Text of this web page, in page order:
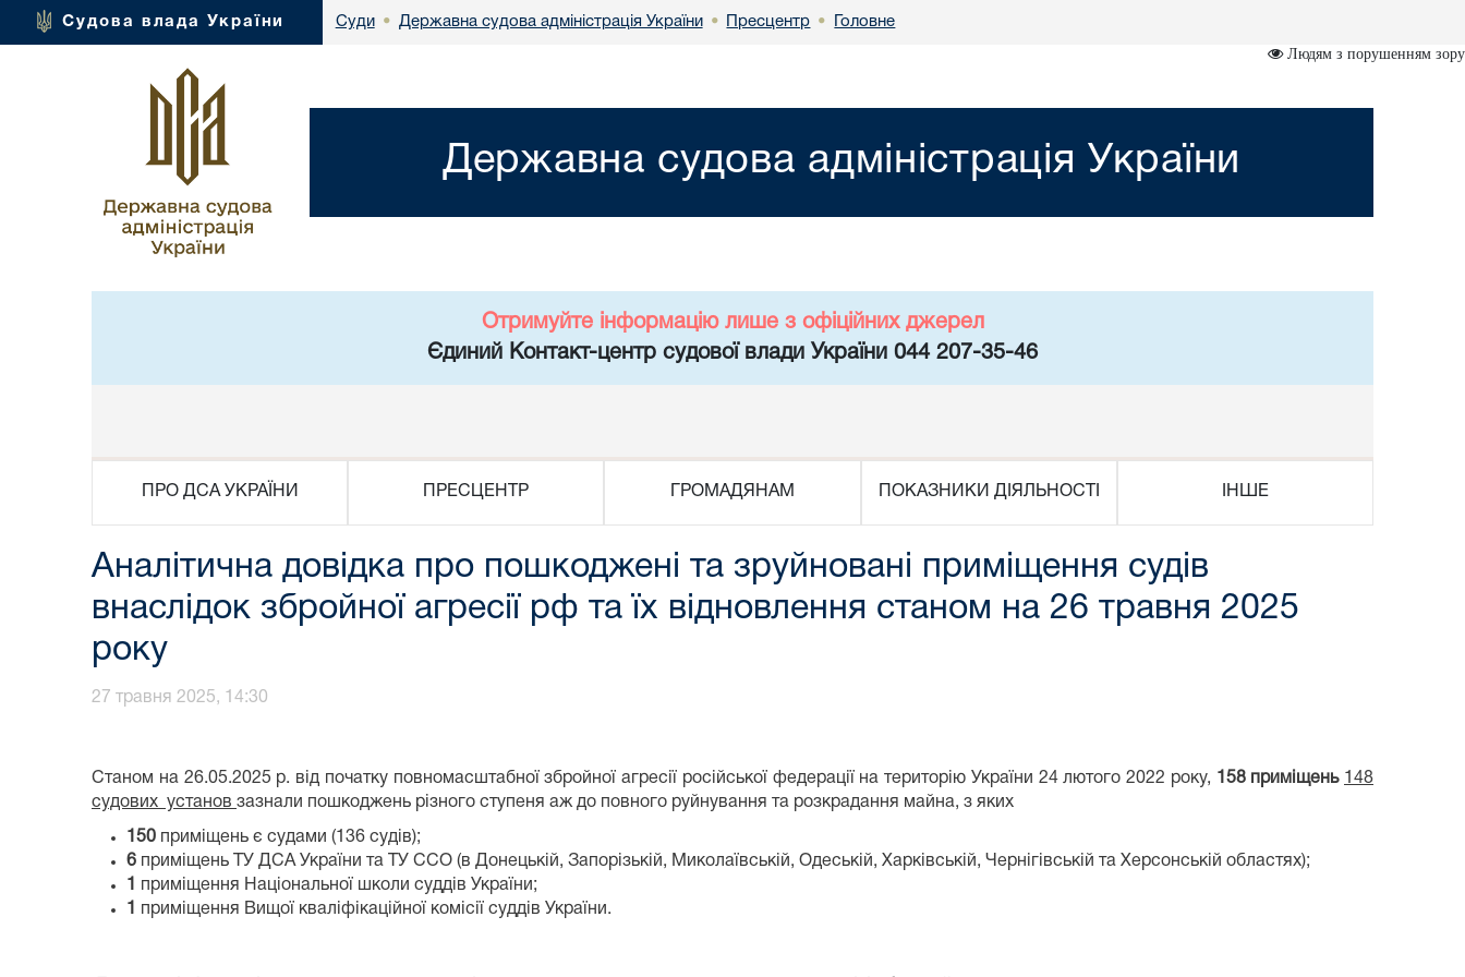
Судова влада України Суди • Державна судова адміністрація України • Пресцентр • Головне
Людям з порушенням зору
Державна судова адміністрація України
Отримуйте інформацію лише з офіційних джерел
Єдиний Контакт-центр судової влади України 044 207-35-46
ПРО ДСА УКРАЇНИ ПРЕСЦЕНТР ГРОМАДЯНАМ ПОКАЗНИКИ ДІЯЛЬНОСТІ ІНШЕ
Аналітична довідка про пошкоджені та зруйновані приміщення судів
внаслідок збройної агресії рф та їх відновлення станом на 26 травня 2025
року
27 травня 2025, 14:30
Станом на 26.05.2025 р. від початку повномасштабної збройної агресії російської федерації на територію України 24 лютого 2022 року, 158 приміщень 148
судових установ зазнали пошкоджень різного ступеня аж до повного руйнування та розкрадання майна, з яких
1 50 приміщень є судами (136 судів);
6 приміщень ТУ ДСА України та ТУ ССО (в Донецькій, Запорізькій, Миколаївській, Одеській, Харківській, Чернігівській та Херсонській областях);
1
приміщення Національної школи суддів України;
1
приміщення Вищої кваліфікаційної комісії суддів України.